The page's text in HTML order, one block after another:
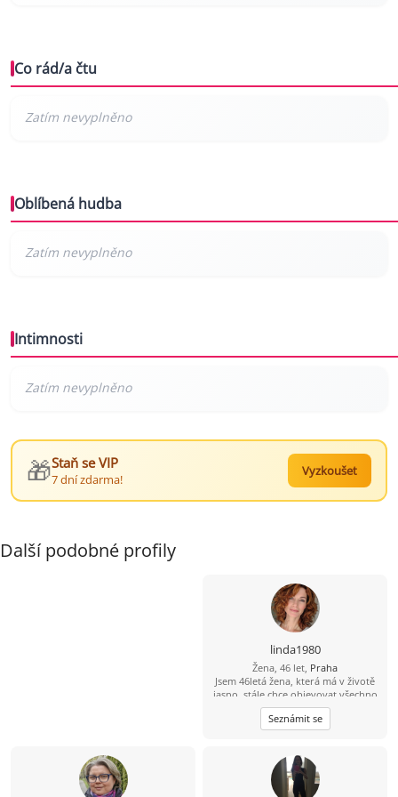
Co rád/a čtu
Oblíbená hudba
Intimnosti
🎁Staň se VIP
7 dní zdarma!
Vyzkoušet
Další podobné profily
linda1980
Žena, 46 let, Praha
Jsem 46letá žena, která má v životě
jasno, stále chce objevovat všechno
hezké, co život nabízí. Láká mě
poznávání nových míst ať už jde o
výlet po hradech, nebo objevování
kulturu, potěší mě lístky do divadla,
film, nebo možnost si někde
zatancovat. Hledám muže, který se
Seznámit se